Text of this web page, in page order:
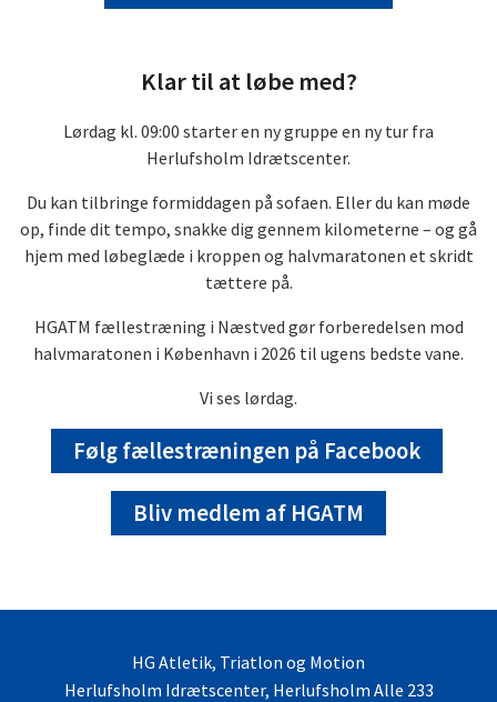
Klar til at løbe med?
Lørdag kl. 09:00 starter en ny gruppe en ny tur fra
Herlufsholm Idrætscenter.
Du kan tilbringe formiddagen på sofaen. Eller du kan møde
op, finde dit tempo, snakke dig gennem kilometerne – og gå
hjem med løbeglæde i kroppen og halvmaratonen et skridt
tættere på.
HGATM fællestræning i Næstved gør forberedelsen mod
halvmaratonen i København i 2026 til ugens bedste vane.
Vi ses lørdag.
Følg fællestræningen på Facebook
Bliv medlem af HGATM
HG Atletik, Triatlon og Motion
Herlufsholm Idrætscenter, Herlufsholm Alle 233